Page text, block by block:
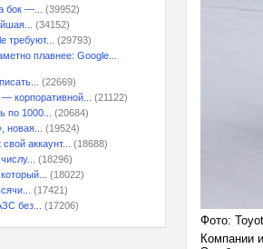
бок —...
(39952)
(34152)
требуют...
(29793)
плавнее: Google...
(22669)
корпоративной...
(21122)
по 1000...
(20684)
новая...
(19524)
аккаунт...
(18688)
(18296)
(18022)
(17421)
без...
(17206)
Фото:
Компании